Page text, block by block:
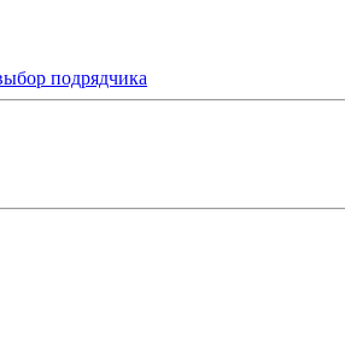
подрядчика